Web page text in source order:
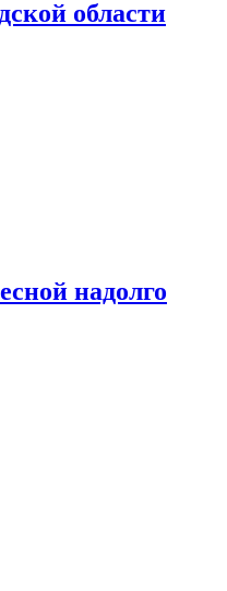
области
надолго